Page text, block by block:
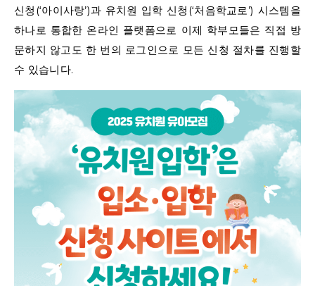
신청(‘아이사랑’)과 유치원 입학 신청(‘처음학교로’) 시스템을
하나로 통합한 온라인 플랫폼으로 이제 학부모들은 직접 방
문하지 않고도 한 번의 로그인으로 모든 신청 절차를 진행할
수 있습니다.